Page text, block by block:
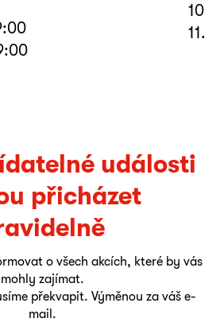
10.
11.
události
přicházet
o všech akcích, které by vás
mohly zajímat.
překvapit. Výměnou za váš e-
mail.